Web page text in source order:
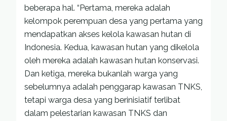
beberapa hal. “Pertama, mereka adalah
kelompok perempuan desa yang pertama yang
mendapatkan akses kelola kawasan hutan di
Indonesia. Kedua, kawasan hutan yang dikelola
oleh mereka adalah kawasan hutan konservasi.
Dan ketiga, mereka bukanlah warga yang
sebelumnya adalah penggarap kawasan TNKS,
tetapi warga desa yang berinisiatif terlibat
dalam pelestarian kawasan TNKS dan